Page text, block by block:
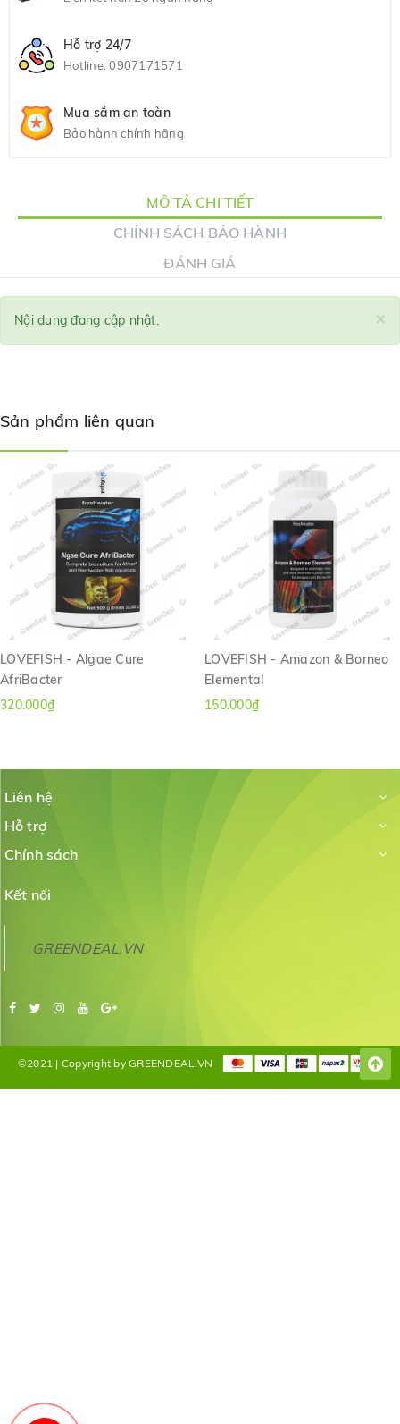
Hỗ trợ 24/7
Hotline:0907171571
Mua sắm an toàn
Bảo hành chính hãng
MÔ TẢ CHI TIẾT
CHÍNH SÁCH BẢO HÀNH
ĐÁNH GIÁ
×
Nội dung đang cập nhật.
Sản phẩm liên quan
LOVEFISH - Algae Cure
AfriBacter
320.000₫
LOVEFISH - Amazon & Borneo
Elemental
150.000₫
Liên hệ
Hỗ trợ
Chính sách
Kết nối
GREENDEAL.VN
©2021 | Copyright by GREENDEAL.VN